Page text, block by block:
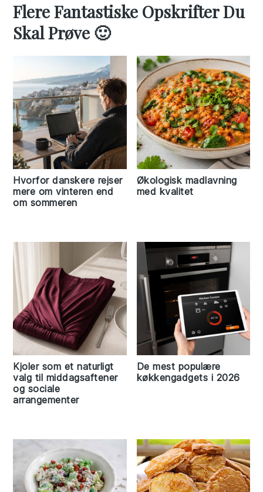
Flere Fantastiske Opskrifter Du
Skal Prøve 🙂
Hvorfor danskere rejser
mere om vinteren end
om sommeren
Økologisk madlavning
med kvalitet
Kjoler som et naturligt
valg til middagsaftener
og sociale
arrangementer
De mest populære
køkkengadgets i 2026